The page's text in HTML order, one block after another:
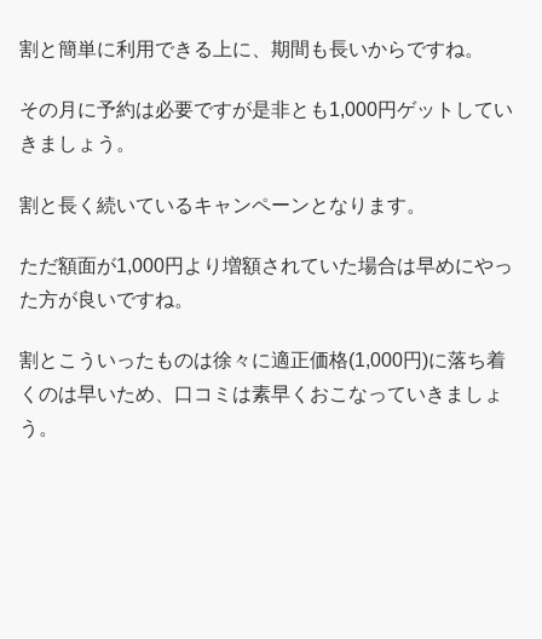
割と簡単に利用できる上に、期間も長いからですね。
その月に予約は必要ですが是非とも1,000円ゲットしてい
きましょう。
割と長く続いているキャンペーンとなります。
ただ額面が1,000円より増額されていた場合は早めにやっ
た方が良いですね。
割とこういったものは徐々に適正価格(1,000円)に落ち着
くのは早いため、口コミは素早くおこなっていきましょ
う。